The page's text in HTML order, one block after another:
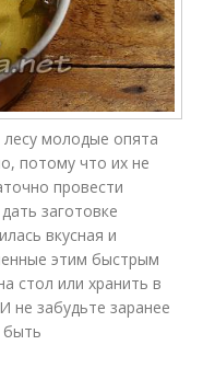
лесу молодые опята
потому что их не
провести
заготовке
вкусная и
этим быстрым
стол или хранить в
не забудьте заранее